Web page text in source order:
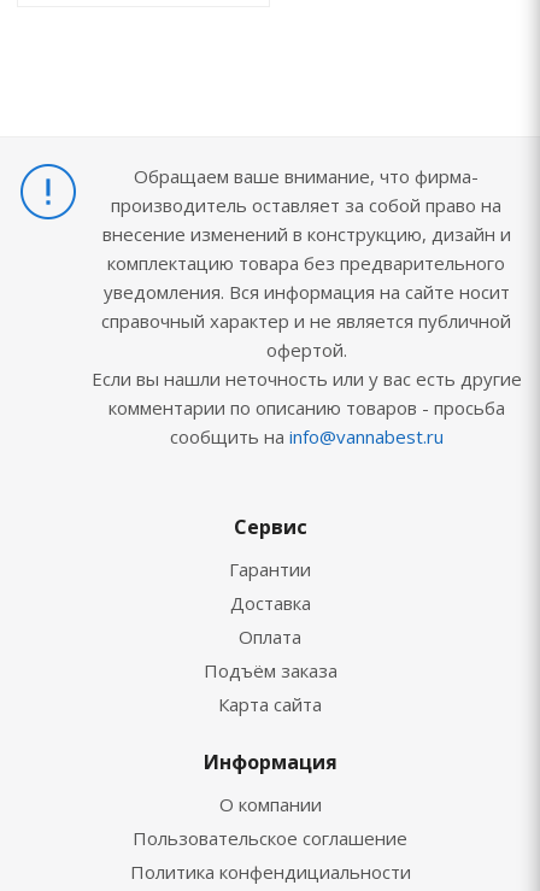
Обращаем ваше внимание, что фирма-
производитель оставляет за собой право на
внесение изменений в конструкцию, дизайн и
комплектацию товара без предварительного
уведомления. Вся информация на сайте носит
справочный характер и не является публичной
офертой.
Если вы нашли неточность или у вас есть другие
комментарии по описанию товаров - просьба
сообщить на info@vannabest.ru
Сервис
Гарантии
Доставка
Оплата
Подъём заказа
Карта сайта
Информация
О компании
Пользовательское соглашение
Политика конфендициальности